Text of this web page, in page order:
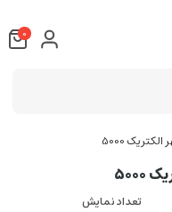
5000
تعداد نمایش
0